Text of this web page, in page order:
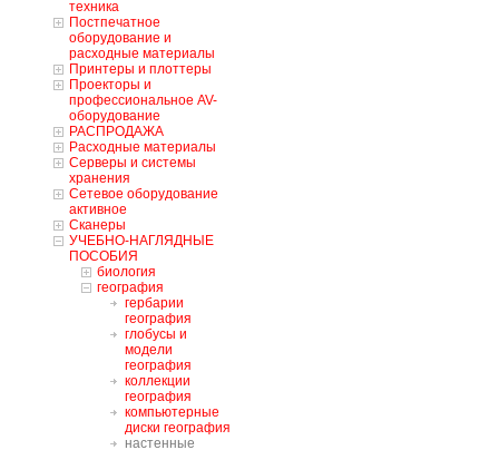
техника
Постпечатное
оборудование и
расходные материалы
Принтеры и плоттеры
Проекторы и
профессиональное AV-
оборудование
РАСПРОДАЖА
Расходные материалы
Серверы и системы
хранения
Сетевое оборудование
активное
Сканеры
УЧЕБНО-НАГЛЯДНЫЕ
ПОСОБИЯ
биология
география
гербарии
география
глобусы и
модели
география
коллекции
география
компьютерные
диски география
настенные